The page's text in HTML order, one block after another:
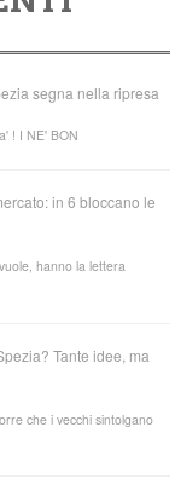
segna nella ripresa
! I NE' BON
in 6 bloccano le
hanno la lettera
Tante idee, ma
che i vecchi sintolgano